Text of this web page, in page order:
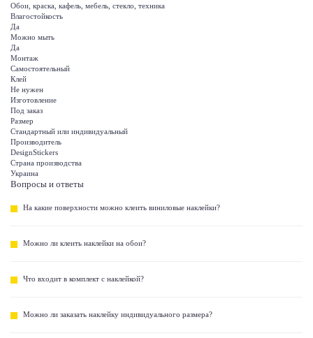
Обои, краска, кафель, мебель, стекло, техника
Влагостойкость
Да
Можно мыть
Да
Монтаж
Самостоятельный
Клей
Не нужен
Изготовление
Под заказ
Размер
Стандартный или индивидуальный
Производитель
DesignStickers
Страна производства
Украина
Вопросы и ответы
На какие поверхности можно клеить виниловые наклейки?
Можно ли клеить наклейки на обои?
Что входит в комплект с наклейкой?
Можно ли заказать наклейку индивидуального размера?